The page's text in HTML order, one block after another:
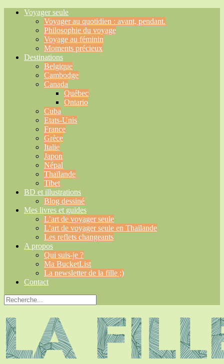
Voyager seule
Voyager au quotidien : avant, pendant.
Philosophie du voyage
Voyage au féminin
Moments précieux
Destinations
Belgique
Cambodge
Canada
Québec
Ontario
Cuba
Etats-Unis
France
Grèce
Italie
Japon
Népal
Thaïlande
Tibet
BD et illustrations
Blog dessiné
Mes livres et guides
L’art de voyager seule
L’art de voyager seule en Thaïlande
Les reflets changeants
A propos
Qui suis-je ?
Ma BucketList
La newsletter de la fille ;)
Contact